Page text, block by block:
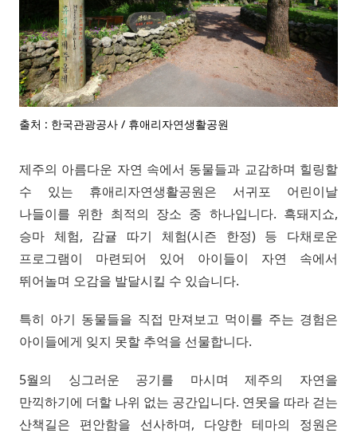
출처 : 한국관광공사 / 휴애리자연생활공원
제주의 아름다운 자연 속에서 동물들과 교감하며 힐링할
수 있는 휴애리자연생활공원은 서귀포 어린이날
나들이를 위한 최적의 장소 중 하나입니다. 흑돼지쇼,
승마 체험, 감귤 따기 체험(시즌 한정) 등 다채로운
프로그램이 마련되어 있어 아이들이 자연 속에서
뛰어놀며 오감을 발달시킬 수 있습니다.
특히 아기 동물들을 직접 만져보고 먹이를 주는 경험은
아이들에게 잊지 못할 추억을 선물합니다.
5월의 싱그러운 공기를 마시며 제주의 자연을
만끽하기에 더할 나위 없는 공간입니다. 연못을 따라 걷는
산책길은 편안함을 선사하며, 다양한 테마의 정원은